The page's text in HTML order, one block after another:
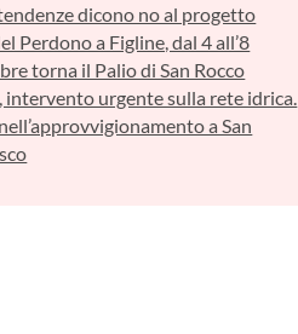
dicono no al progetto
Perdono a Figline, dal 4 all’8
torna il Palio di San Rocco
intervento urgente sulla rete idrica.
a San